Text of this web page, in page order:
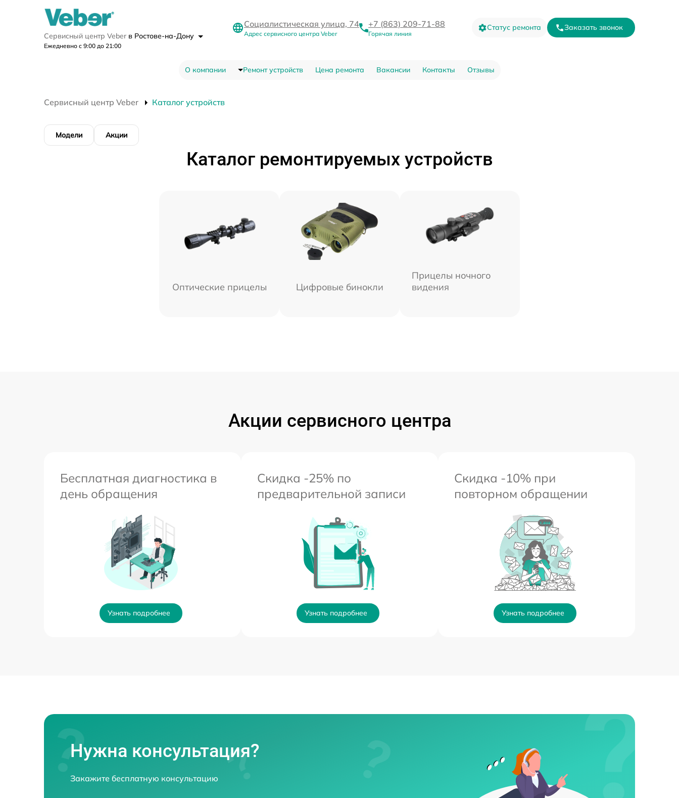
Сервисный центр Veber в Ростове-на-Дону
Ежедневно с 9:00 до 21:00
Социалистическая улица, 74
Адрес сервисного центра Veber
+7 (863) 209-71-88
Горячая линия
Статус ремонта Заказать звонок
О компании Ремонт устройств Цена ремонта Вакансии Контакты Отзывы
Сервисный центр Veber Каталог устройств
Модели Акции
Каталог ремонтируемых устройств
Оптические прицелы Цифровые бинокли
Прицелы ночного
видения
Акции сервисного центра
Бесплатная диагностика в
день обращения
Узнать подробнее
Скидка -25% по
предварительной записи
Узнать подробнее
Скидка -10% при
повторном обращении
Узнать подробнее
Нужна консультация?
Закажите бесплатную консультацию